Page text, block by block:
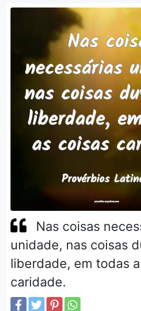
Nas coisas
unidade, nas coisas
liberdade, em todas
caridade.